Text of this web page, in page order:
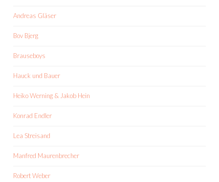
Andreas Gläser
Bov Bjerg
Brauseboys
Hauck und Bauer
Heiko Werning & Jakob Hein
Konrad Endler
Lea Streisand
Manfred Maurenbrecher
Robert Weber